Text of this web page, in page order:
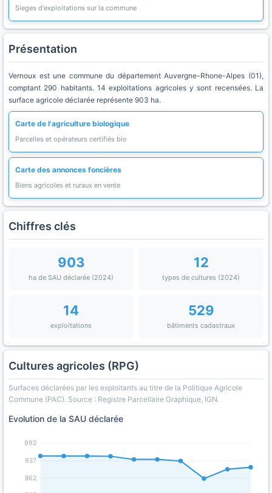
Sieges d'exploitations sur la commune
Présentation
Vernoux est une commune du département Auvergne-Rhone-Alpes (01),
comptant 290 habitants. 14 exploitations agricoles y sont recensées. La
surface agricole déclarée représente 903 ha.
Carte de l'agriculture biologique
Parcelles et opérateurs certifiés bio
Carte des annonces foncières
Biens agricoles et ruraux en vente
Chiffres clés
903
ha de SAU déclarée (2024)
12
types de cultures (2024)
14
exploitations
529
bâtiments cadastraux
Cultures agricoles (RPG)
Surfaces déclarées par les exploitants au titre de la Politique Agricole
Commune (PAC). Source : Registre Parcellaire Graphique, IGN.
Evolution de la SAU déclarée
862
927
992